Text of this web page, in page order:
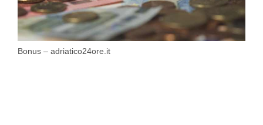
Bonus – adriatico24ore.it